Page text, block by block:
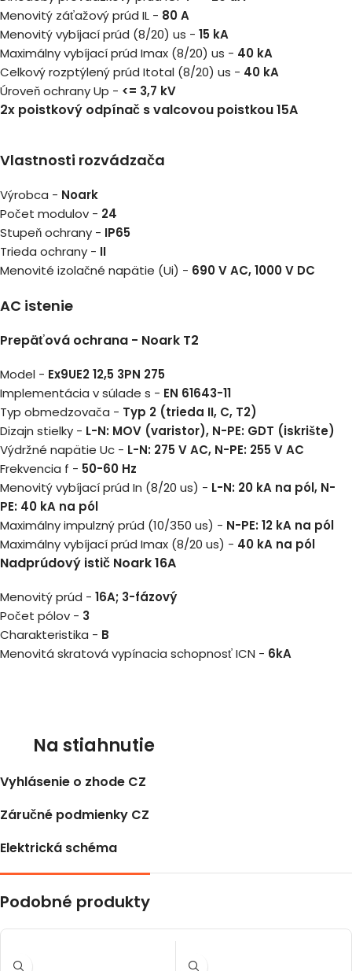
Menovitý záťažový prúd IL - 80 A
Menovitý vybíjací prúd (8/20) us - 15 kA
Maximálny vybíjací prúd Imax (8/20) us - 40 kA
Celkový rozptýlený prúd Itotal (8/20) us - 40 kA
Úroveň ochrany Up - <= 3,7 kV
2x poistkový odpínač s valcovou poistkou 15A
Vlastnosti rozvádzača
Výrobca - Noark
Počet modulov - 24
Stupeň ochrany - IP65
Trieda ochrany - II
Menovité izolačné napätie (Ui) - 690 V AC, 1000 V DC
AC istenie
Prepäťová ochrana - Noark T2
Model - Ex9UE2 12,5 3PN 275
Implementácia v súlade s - EN 61643-11
Typ obmedzovača - Typ 2 (trieda II, C, T2)
Dizajn stielky - L-N: MOV (varistor), N-PE: GDT (iskrište)
Výdržné napätie Uc - L-N: 275 V AC, N-PE: 255 V AC
Frekvencia f - 50-60 Hz
Menovitý vybíjací prúd In (8/20 us) - L-N: 20 kA na pól, N-
PE: 40 kA na pól
Maximálny impulzný prúd (10/350 us) - N-PE: 12 kA na pól
Maximálny vybíjací prúd Imax (8/20 us) - 40 kA na pól
Nadprúdový istič Noark 16A
Menovitý prúd - 16A; 3-fázový
Počet pólov - 3
Charakteristika - B
Menovitá skratová vypínacia schopnosť ICN - 6kA
Na stiahnutie
Vyhlásenie o zhode CZ
Záručné podmienky CZ
Elektrická schéma
Podobné produkty